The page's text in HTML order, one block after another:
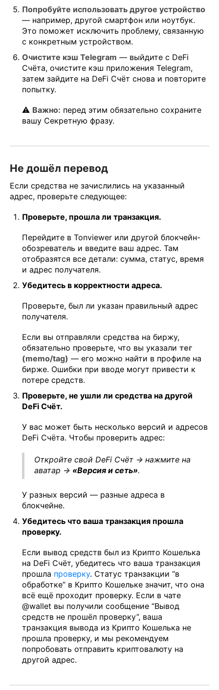
Попробуйте использовать другое устройство
— например, другой смартфон или ноутбук.
Это поможет исключить проблему, связанную
с конкретным устройством.
Очистите кэш Telegram — выйдите с DeFi
Счёта, очистите кэш приложения Telegram,
затем зайдите на DeFi Счёт снова и повторите
попытку.
⚠️ Важно: перед этим обязательно сохраните
вашу Секретную фразу.
Не дошёл перевод
Если средства не зачислились на указанный
адрес, проверьте следующее:
Проверьте, прошла ли транзакция.
Перейдите в Tonviewer или другой блокчейн-
обозреватель и введите ваш адрес. Там
отобразятся все детали: сумма, статус, время
и адрес получателя.
Убедитесь в корректности адреса.
Проверьте, был ли указан правильный адрес
получателя.
Если вы отправляли средства на биржу,
обязательно проверьте, что вы указали тег
(memo/tag) — его можно найти в профиле на
бирже. Ошибки при вводе могут привести к
потере средств.
Проверьте, не ушли ли средства на другой
DeFi Счёт.
У вас может быть несколько версий и адресов
DeFi Счёта. Чтобы проверить адрес:
Откройте свой DeFi Счёт → нажмите на
аватар → «Версия и сеть».
У разных версий — разные адреса в
блокчейне.
Убедитесь что ваша транзакция прошла
проверку.
Если вывод средств был из Крипто Кошелька
на DeFi Счёт, убедитесь что ваша транзакция
прошла проверку. Статус транзакции “в
обработке” в Крипто Кошельке значит, что она
всё ещё проходит проверку. Если в чате
@wallet вы получили сообщение “Вывод
средств не прошёл проверку”, ваша
транзакция вывода из Крипто Кошелька не
прошла проверку, и мы рекомендуем
попробовать отправить криптовалюту на
другой адрес.